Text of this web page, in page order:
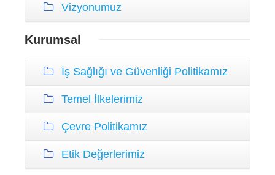
Vizyonumuz
Kurumsal
İş Sağlığı ve Güvenliği Politikamız
Temel İlkelerimiz
Çevre Politikamız
Etik Değerlerimiz